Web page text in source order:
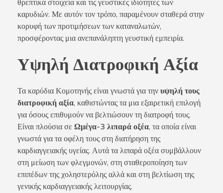
θρεπτικά στοιχεία και τις γευστικές ιδιότητες των
καρυδιών. Με αυτόν τον τρόπο, παραμένουν σταθερά στην
κορυφή των προτιμήσεων των καταναλωτών,
προσφέροντας μια ανεπανάληπτη γευστική εμπειρία.
Υψηλή Διατροφική Αξία
Τα καρύδια Κομοτηνής είναι γνωστά για τηνυψηλή τους
διατροφική αξία, καθιστώντας τα μια εξαιρετική επιλογή
για όσους επιθυμούν να βελτιώσουν τη διατροφή τους.
Είναι πλούσια σε Ωμέγα-3 λιπαρά οξέα, τα οποία είναι
γνωστά για τα οφέλη τους στη διατήρηση της
καρδιαγγειακής υγείας. Αυτά τα λιπαρά οξέα συμβάλλουν
στη μείωση των φλεγμονών, στη σταθεροποίηση των
επιπέδων της χοληστερόλης αλλά και στη βελτίωση της
γενικής καρδιαγγειακής λειτουργίας.